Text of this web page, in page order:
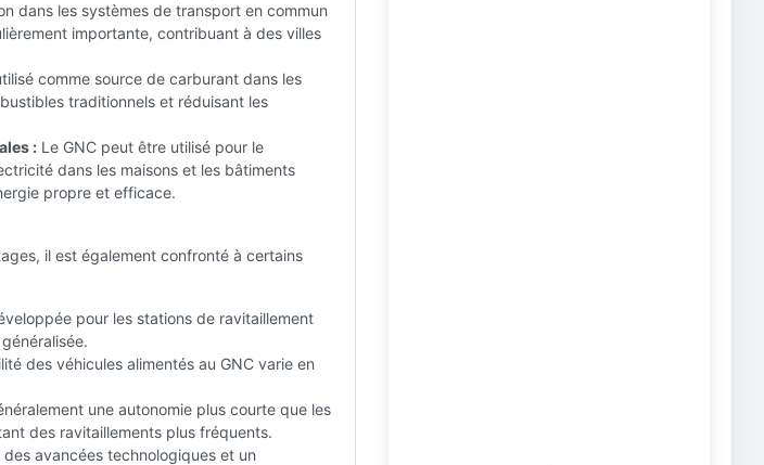
dans les systèmes de transport en commun
importante, contribuant à des villes
comme source de carburant dans les
traditionnels et réduisant les
: Le GNC peut être utilisé pour le
dans les maisons et les bâtiments
propre et efficace.
il est également confronté à certains
pour les stations de ravitaillement
des véhicules alimentés au GNC varie en
une autonomie plus courte que les
des ravitaillements plus fréquents.
avancées technologiques et un